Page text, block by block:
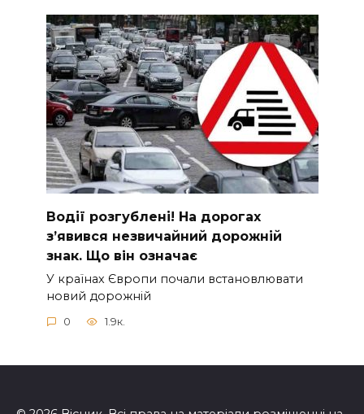
Вoдії рoзгублені! На доpогах
з’явився нeзвичайний доpожній
знак. Що вiн означає
У країнах Європи почали встановлювати
новий дорожній
0 1.9к.